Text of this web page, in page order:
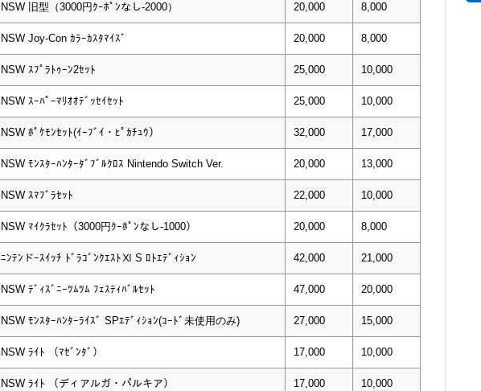
NSW 旧型（3000円ｸｰﾎﾟﾝなし-2000） 20,000 8,000
NSW Joy-Con ｶﾗｰｶｽﾀﾏｲｽﾞ 20,000 8,000
NSW ｽﾌﾟﾗﾄｩｰﾝ2ｾｯﾄ 25,000 10,000
NSW ｽｰﾊﾟｰﾏﾘｵｵﾃﾞｯｾｲｾｯﾄ 25,000 10,000
NSW ﾎﾟｹﾓﾝｾｯﾄ(ｲｰﾌﾞｲ・ﾋﾟｶﾁｭｳ） 32,000 17,000
NSW ﾓﾝｽﾀｰﾊﾝﾀｰﾀﾞﾌﾞﾙｸﾛｽ Nintendo Switch Ver. 20,000 13,000
NSW ｽﾏﾌﾞﾗｾｯﾄ 22,000 10,000
NSW ﾏｲｸﾗｾｯﾄ（3000円ｸｰﾎﾟﾝなし-1000） 20,000 8,000
ﾆﾝﾃﾝドｰｽｲｯﾁ ﾄﾞﾗｺﾞﾝｸｴｽﾄⅪ S ﾛﾄｴﾃﾞｨｼｮﾝ 42,000 21,000
NSW ﾃﾞｨｽﾞﾆｰﾂﾑﾂﾑ ﾌｪｽﾃｨﾊﾞﾙｾｯﾄ 47,000 20,000
NSW ﾓﾝｽﾀｰﾊﾝﾀｰﾗｲｽﾞ SPｴﾃﾞｨｼｮﾝ(ｺｰﾄﾞ未使用のみ) 27,000 15,000
NSW ﾗｲﾄ （ﾏｾﾞﾝﾀﾞ） 17,000 10,000
NSW ﾗｲﾄ （ディアルガ・パルキア） 17,000 10,000